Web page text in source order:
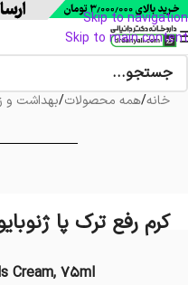
Skip to navigation
Skip to main content
خانه/همه محصولات/بهداشت و
کرم رفع ترک پا ژنوبایوتیک 75
Cream, 75ml